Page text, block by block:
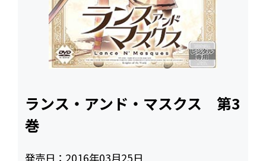
ランス・アンド・マスクス 第3
巻
発売日： 2016年03月25日